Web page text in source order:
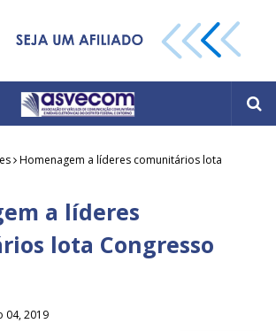
Homenagem a líderes comunitários lota
a líderes
lota Congresso
04, 2019